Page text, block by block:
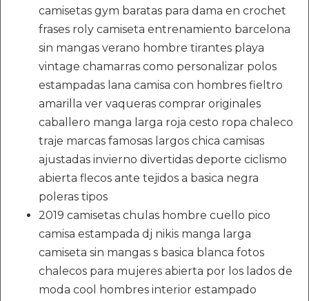
camisetas gym baratas para dama en crochet
frases roly camiseta entrenamiento barcelona
sin mangas verano hombre tirantes playa
vintage chamarras como personalizar polos
estampadas lana camisa con hombres fieltro
amarilla ver vaqueras comprar originales
caballero manga larga roja cesto ropa chaleco
traje marcas famosas largos chica camisas
ajustadas invierno divertidas deporte ciclismo
abierta flecos ante tejidos a basica negra
poleras tipos
2019 camisetas chulas hombre cuello pico
camisa estampada dj nikis manga larga
camiseta sin mangas s basica blanca fotos
chalecos para mujeres abierta por los lados de
moda cool hombres interior estampado